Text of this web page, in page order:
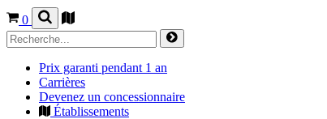
0
Prix garanti pendant 1 an
Carrières
Devenez un concessionnaire
Établissements